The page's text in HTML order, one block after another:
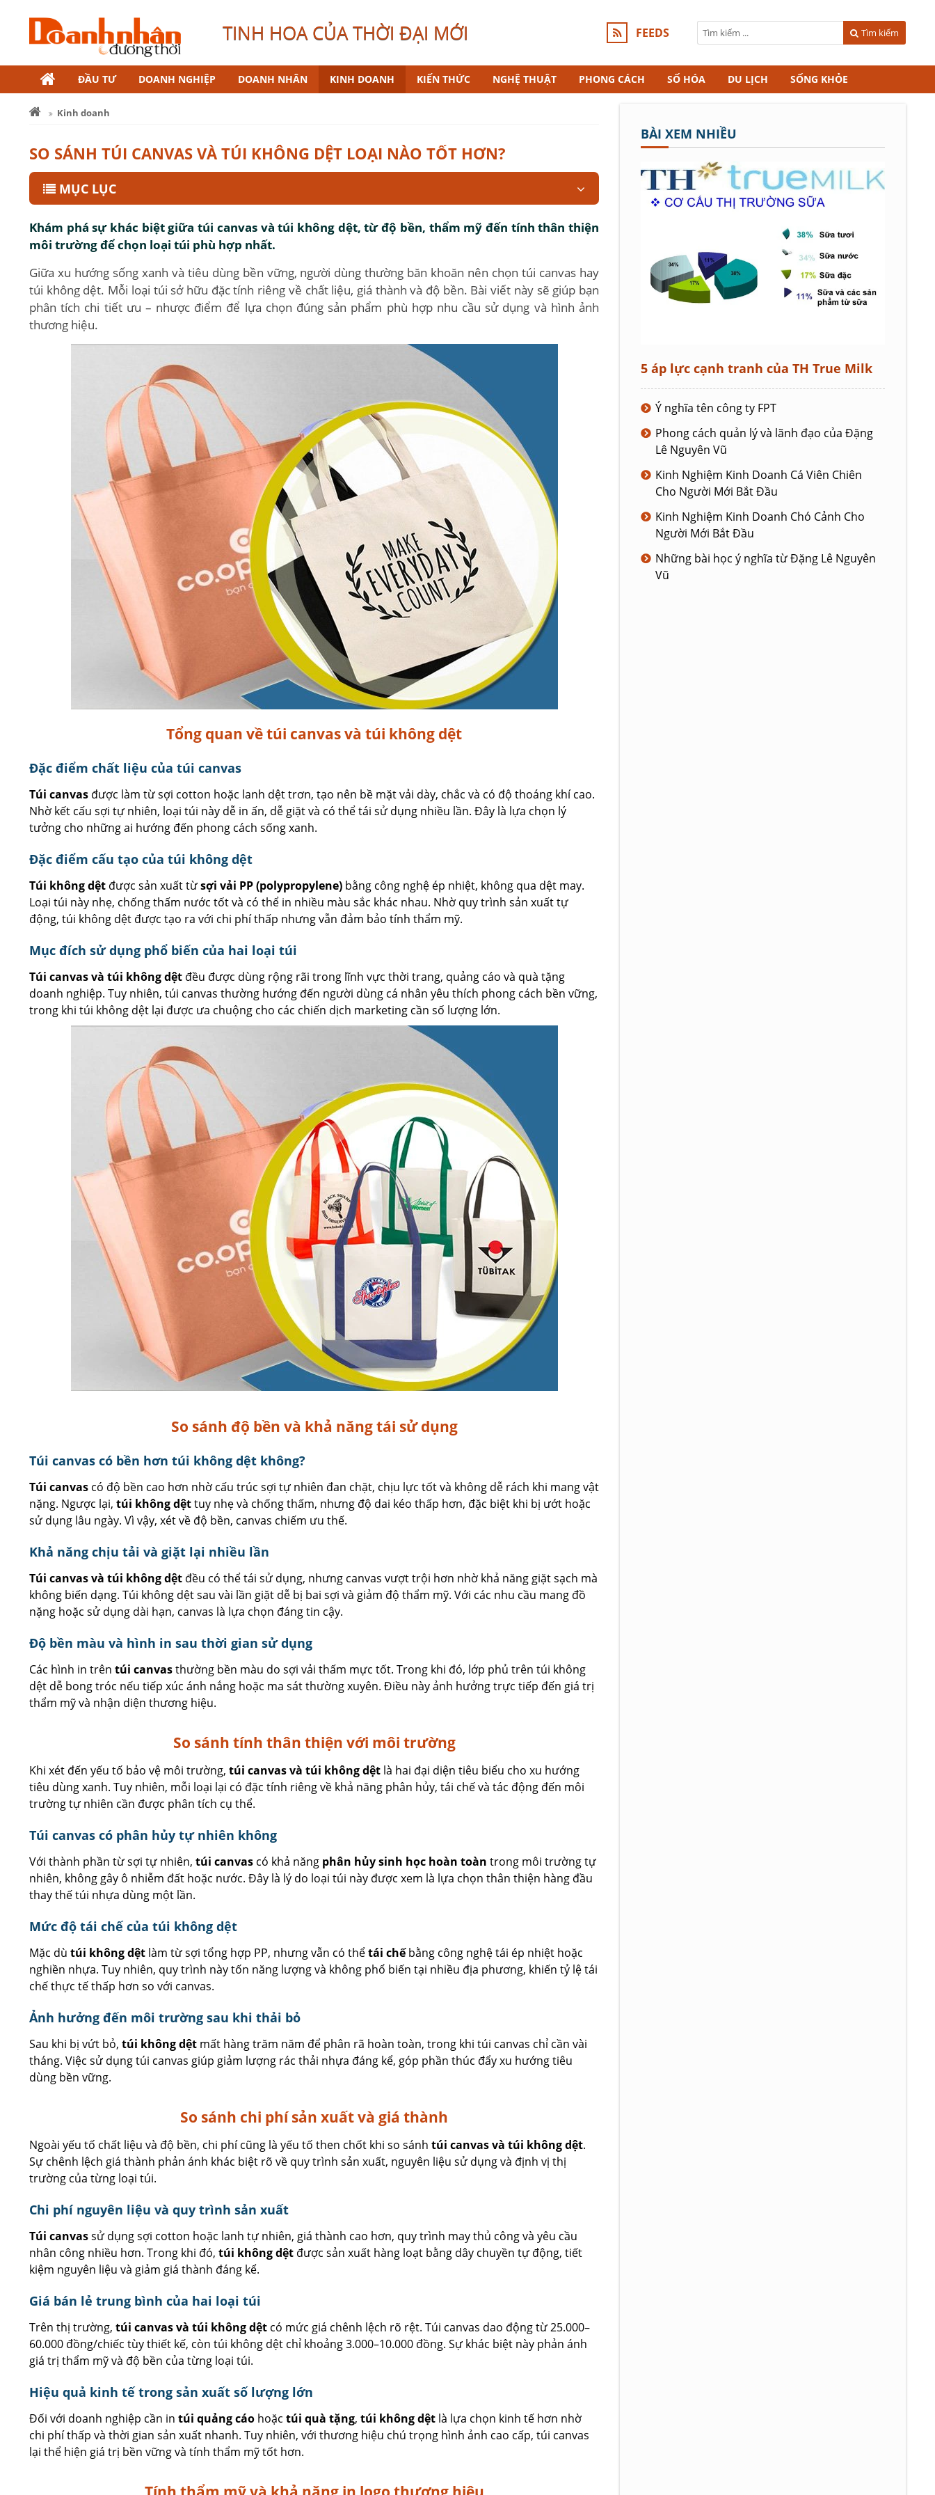
TINH HOA CỦA THỜI ĐẠI MỚI FEEDS Tìm kiếm
ĐẦU TƯ DOANH NGHIỆP DOANH NHÂN KINH DOANH KIẾN THỨC NGHỆ THUẬT PHONG CÁCH SỐ HÓA DU LỊCH SỐNG KHỎE
Kinh doanh
SO SÁNH TÚI CANVAS VÀ TÚI KHÔNG DỆT LOẠI NÀO TỐT HƠN?
MỤC LỤC
Khám phá sự khác biệt giữa túi canvas và túi không dệt, từ độ bền, thẩm mỹ đến tính thân thiện
môi trường để chọn loại túi phù hợp nhất.
Giữa xu hướng sống xanh và tiêu dùng bền vững, người dùng thường băn khoăn nên chọn túi canvas hay
túi không dệt. Mỗi loại túi sở hữu đặc tính riêng về chất liệu, giá thành và độ bền. Bài viết này sẽ giúp bạn
phân tích chi tiết ưu – nhược điểm để lựa chọn đúng sản phẩm phù hợp nhu cầu sử dụng và hình ảnh
thương hiệu.
Tổng quan về túi canvas và túi không dệt
Đặc điểm chất liệu của túi canvas
Túi canvas được làm từ sợi cotton hoặc lanh dệt trơn, tạo nên bề mặt vải dày, chắc và có độ thoáng khí cao.
Nhờ kết cấu sợi tự nhiên, loại túi này dễ in ấn, dễ giặt và có thể tái sử dụng nhiều lần. Đây là lựa chọn lý
tưởng cho những ai hướng đến phong cách sống xanh.
Đặc điểm cấu tạo của túi không dệt
Túi không dệt được sản xuất từsợi vải PP (polypropylene) bằng công nghệ ép nhiệt, không qua dệt may.
Loại túi này nhẹ, chống thấm nước tốt và có thể in nhiều màu sắc khác nhau. Nhờ quy trình sản xuất tự
động, túi không dệt được tạo ra với chi phí thấp nhưng vẫn đảm bảo tính thẩm mỹ.
Mục đích sử dụng phổ biến của hai loại túi
Túi canvas và túi không dệt đều được dùng rộng rãi trong lĩnh vực thời trang, quảng cáo và quà tặng
doanh nghiệp. Tuy nhiên, túi canvas thường hướng đến người dùng cá nhân yêu thích phong cách bền vững,
trong khi túi không dệt lại được ưa chuộng cho các chiến dịch marketing cần số lượng lớn.
So sánh độ bền và khả năng tái sử dụng
Túi canvas có bền hơn túi không dệt không?
Túi canvas có độ bền cao hơn nhờ cấu trúc sợi tự nhiên đan chặt, chịu lực tốt và không dễ rách khi mang vật
nặng. Ngược lại, túi không dệttuy nhẹ và chống thấm, nhưng độ dai kéo thấp hơn, đặc biệt khi bị ướt hoặc
sử dụng lâu ngày. Vì vậy, xét về độ bền, canvas chiếm ưu thế.
Khả năng chịu tải và giặt lại nhiều lần
Túi canvas và túi không dệt đều có thể tái sử dụng, nhưng canvas vượt trội hơn nhờ khả năng giặt sạch mà
không biến dạng. Túi không dệt sau vài lần giặt dễ bị bai sợi và giảm độ thẩm mỹ. Với các nhu cầu mang đồ
nặng hoặc sử dụng dài hạn, canvas là lựa chọn đáng tin cậy.
Độ bền màu và hình in sau thời gian sử dụng
Các hình in trên túi canvasthường bền màu do sợi vải thấm mực tốt. Trong khi đó, lớp phủ trên túi không
dệt dễ bong tróc nếu tiếp xúc ánh nắng hoặc ma sát thường xuyên. Điều này ảnh hưởng trực tiếp đến giá trị
thẩm mỹ và nhận diện thương hiệu.
So sánh tính thân thiện với môi trường
Khi xét đến yếu tố bảo vệ môi trường, túi canvas và túi không dệt là hai đại diện tiêu biểu cho xu hướng
tiêu dùng xanh. Tuy nhiên, mỗi loại lại có đặc tính riêng về khả năng phân hủy, tái chế và tác động đến môi
trường tự nhiên cần được phân tích cụ thể.
Túi canvas có phân hủy tự nhiên không
Với thành phần từ sợi tự nhiên, túi canvas có khả năng phân hủy sinh học hoàn toàn trong môi trường tự
nhiên, không gây ô nhiễm đất hoặc nước. Đây là lý do loại túi này được xem là lựa chọn thân thiện hàng đầu
thay thế túi nhựa dùng một lần.
Mức độ tái chế của túi không dệt
Mặc dù túi không dệt làm từ sợi tổng hợp PP, nhưng vẫn có thểtái chếbằng công nghệ tái ép nhiệt hoặc
nghiền nhựa. Tuy nhiên, quy trình này tốn năng lượng và không phổ biến tại nhiều địa phương, khiến tỷ lệ tái
chế thực tế thấp hơn so với canvas.
Ảnh hưởng đến môi trường sau khi thải bỏ
Sau khi bị vứt bỏ, túi không dệt mất hàng trăm năm để phân rã hoàn toàn, trong khi túi canvas chỉ cần vài
tháng. Việc sử dụng túi canvas giúp giảm lượng rác thải nhựa đáng kể, góp phần thúc đẩy xu hướng tiêu
dùng bền vững.
So sánh chi phí sản xuất và giá thành
Ngoài yếu tố chất liệu và độ bền, chi phí cũng là yếu tố then chốt khi so sánh túi canvas và túi không dệt.
Sự chênh lệch giá thành phản ánh khác biệt rõ về quy trình sản xuất, nguyên liệu sử dụng và định vị thị
trường của từng loại túi.
Chi phí nguyên liệu và quy trình sản xuất
Túi canvassử dụng sợi cotton hoặc lanh tự nhiên, giá thành cao hơn, quy trình may thủ công và yêu cầu
nhân công nhiều hơn. Trong khi đó, túi không dệt được sản xuất hàng loạt bằng dây chuyền tự động, tiết
kiệm nguyên liệu và giảm giá thành đáng kể.
Giá bán lẻ trung bình của hai loại túi
Trên thị trường, túi canvas và túi không dệt có mức giá chênh lệch rõ rệt. Túi canvas dao động từ 25.000–
60.000 đồng/chiếc tùy thiết kế, còn túi không dệt chỉ khoảng 3.000–10.000 đồng. Sự khác biệt này phản ánh
giá trị thẩm mỹ và độ bền của từng loại túi.
Hiệu quả kinh tế trong sản xuất số lượng lớn
Đối với doanh nghiệp cần in túi quảng cáo hoặc túi quà tặng, túi không dệt là lựa chọn kinh tế hơn nhờ
chi phí thấp và thời gian sản xuất nhanh. Tuy nhiên, với thương hiệu chú trọng hình ảnh cao cấp, túi canvas
lại thể hiện giá trị bền vững và tính thẩm mỹ tốt hơn.
BÀI XEM NHIỀU
5 áp lực cạnh tranh của TH True Milk
Ý nghĩa tên công ty FPT
Phong cách quản lý và lãnh đạo của Đặng
Lê Nguyên Vũ
Kinh Nghiệm Kinh Doanh Cá Viên Chiên
Cho Người Mới Bắt Đầu
Kinh Nghiệm Kinh Doanh Chó Cảnh Cho
Người Mới Bắt Đầu
Những bài học ý nghĩa từ Đặng Lê Nguyên
Vũ